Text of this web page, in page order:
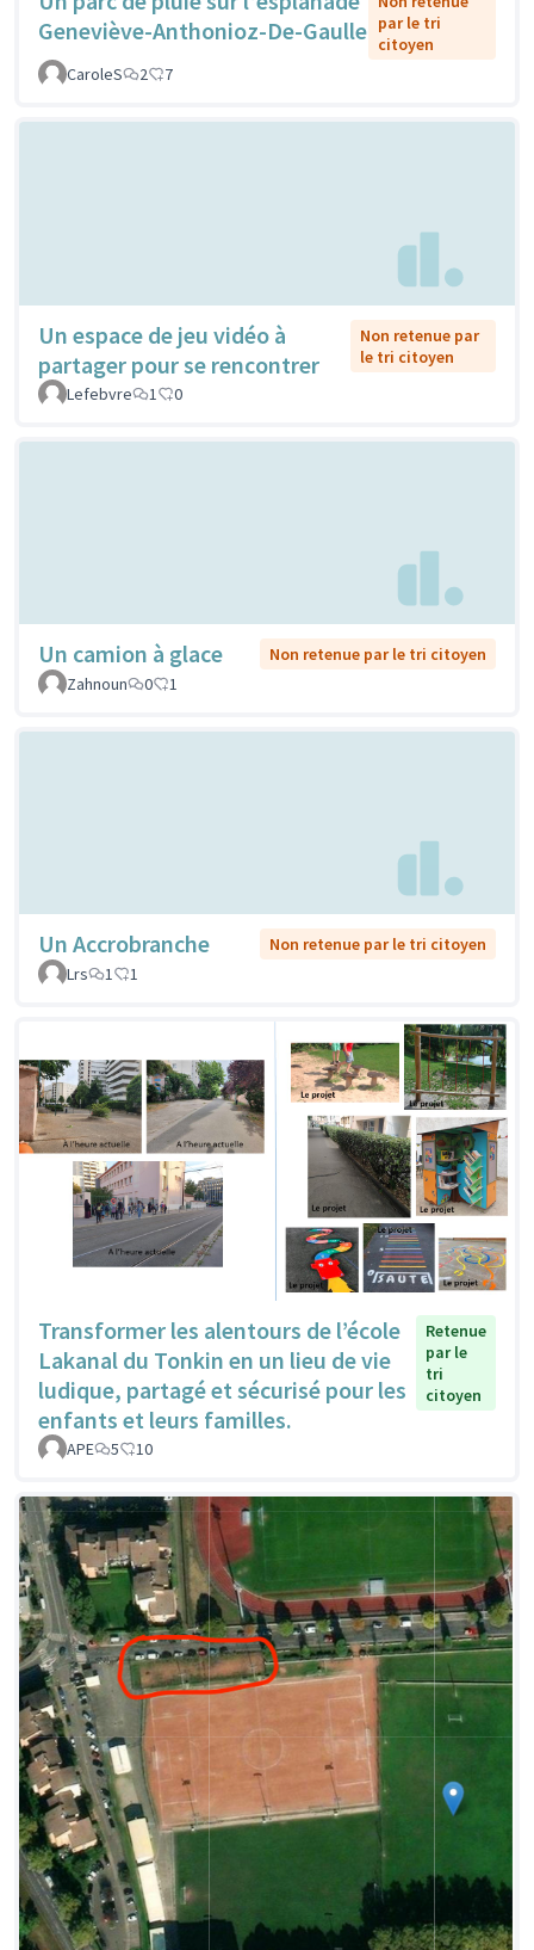
Geneviève-Anthonioz-De-Gaulle par le tri
citoyen
CaroleS
2 7
Un espace de jeu vidéo à
partager pour se rencontrer
Non retenue par
le tri citoyen
Lefebvre
1 0
Un camion à glace
Non retenue par le tri citoyen
Zahnoun
0 1
Un Accrobranche
Non retenue par le tri citoyen
Lrs
1 1
Transformer les alentours de l’école
Lakanal du Tonkin en un lieu de vie
ludique, partagé et sécurisé pour les
enfants et leurs familles.
Retenue
par le
tri
citoyen
APE 5 10